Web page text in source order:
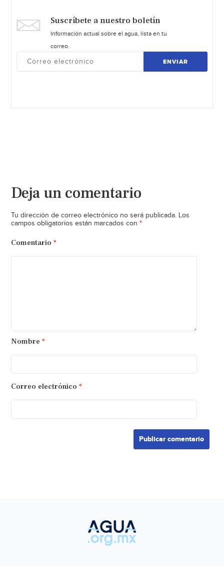
Suscríbete a nuestro boletín
Información actual sobre el agua, lista en tu
correo.
ENVIAR
Deja un comentario
Tu dirección de correo electrónico no será publicada. Los
campos obligatorios están marcados con *
Comentario *
Nombre *
Correo electrónico *